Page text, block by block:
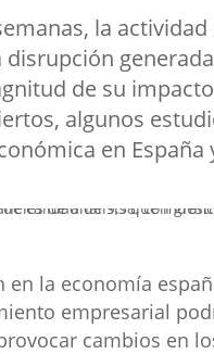
la
de su
algunos
en
en la economía
empresarial
cambios en